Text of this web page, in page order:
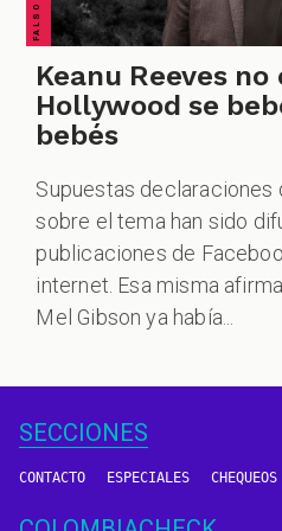
Keanu Reeves
Hollywood se
bebés
Supuestas declaraciones
sobre el tema han sido
publicaciones de
internet. Esa misma
Mel Gibson ya había...
SECCIONES
CONTACTO ESPECIALES CHEQUEOS